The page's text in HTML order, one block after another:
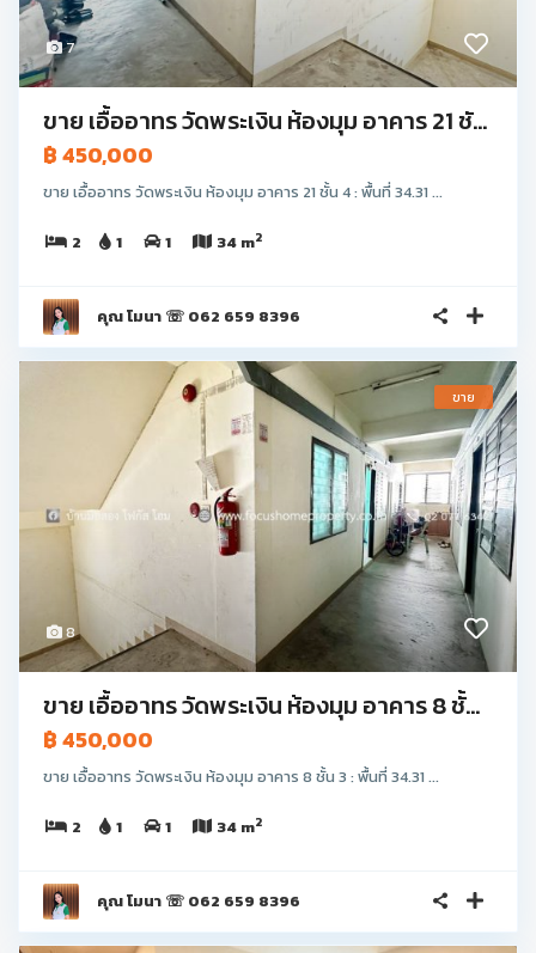
7
ขาย เอื้ออาทร วัดพระเงิน ห้องมุม อาคาร 21 ชั...
฿ 450,000
ขาย เอื้ออาทร วัดพระเงิน ห้องมุม อาคาร 21 ชั้น 4 : พื้นที่ 34.31 ...
2 1 1 34 m2
คุณ โมนา ☏ 062 659 8396
8
ขาย
ขาย เอื้ออาทร วัดพระเงิน ห้องมุม อาคาร 8 ชั้...
฿ 450,000
ขาย เอื้ออาทร วัดพระเงิน ห้องมุม อาคาร 8 ชั้น 3 : พื้นที่ 34.31 ...
2 1 1 34 m2
คุณ โมนา ☏ 062 659 8396